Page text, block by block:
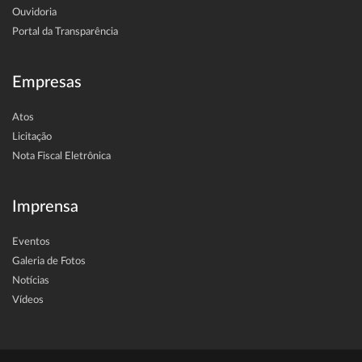
Ouvidoria
Portal da Transparência
Empresas
Atos
Licitação
Nota Fiscal Eletrônica
Imprensa
Eventos
Galeria de Fotos
Notícias
Vídeos